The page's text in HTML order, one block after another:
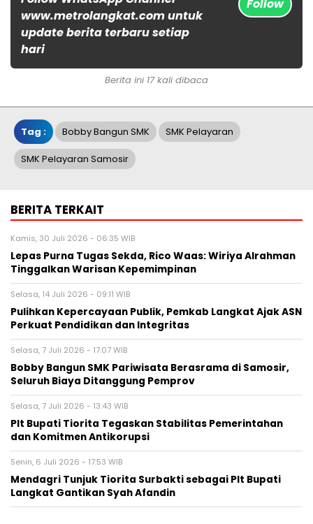
www.metrolangkat.com untuk
update berita terbaru setiap
hari
Follow
Berita ini 17 kali dibaca
Tag : Bobby Bangun SMK SMK Pelayaran
SMK Pelayaran Samosir
BERITA TERKAIT
Kamis, 30 Juli 2026 - 06:35 WIB
Lepas Purna Tugas Sekda, Rico Waas: Wiriya Alrahman
Tinggalkan Warisan Kepemimpinan
Selasa, 14 Juli 2026 - 09:11 WIB
Pulihkan Kepercayaan Publik, Pemkab Langkat Ajak ASN
Perkuat Pendidikan dan Integritas
Selasa, 7 Juli 2026 - 17:07 WIB
Bobby Bangun SMK Pariwisata Berasrama di Samosir,
Seluruh Biaya Ditanggung Pemprov
Selasa, 7 Juli 2026 - 13:43 WIB
Plt Bupati Tiorita Tegaskan Stabilitas Pemerintahan
dan Komitmen Antikorupsi
Senin, 6 Juli 2026 - 17:53 WIB
Mendagri Tunjuk Tiorita Surbakti sebagai Plt Bupati
Langkat Gantikan Syah Afandin